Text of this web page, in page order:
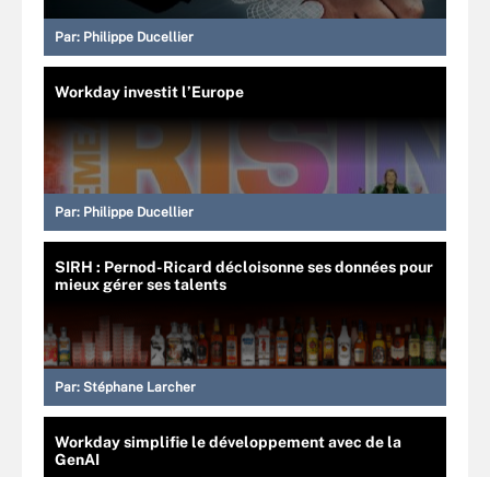
Par: Philippe Ducellier
Workday investit l’Europe
Par: Philippe Ducellier
SIRH : Pernod-Ricard décloisonne ses données pour
mieux gérer ses talents
Par: Stéphane Larcher
Workday simplifie le développement avec de la
GenAI